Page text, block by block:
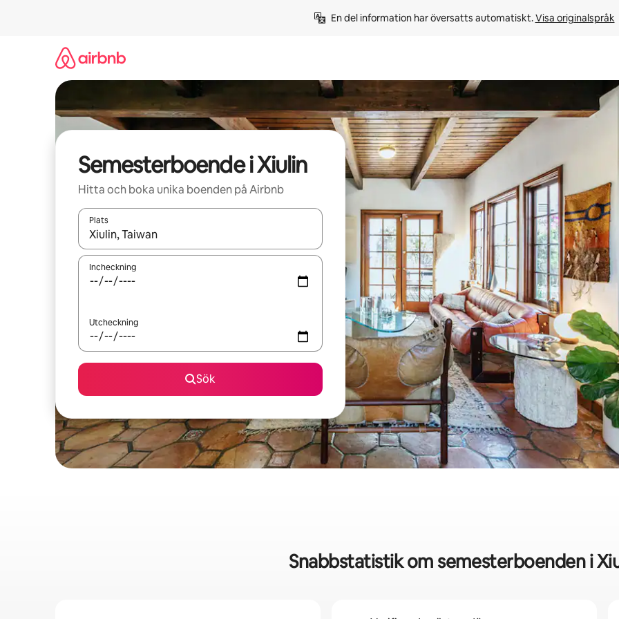
En del information har översatts automatiskt. Visa originalspråk
Semesterboende i Xiulin
Hitta och boka unika boenden på Airbnb
Plats
När resultaten är tillgängliga kan du navigera med upp- och nedåtpilarna eller utforska genom att trycka eller svepa.
Incheckning
Utcheckning
Sök
Snabbstatistik om semesterboenden i